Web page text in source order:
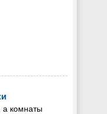
а комнаты